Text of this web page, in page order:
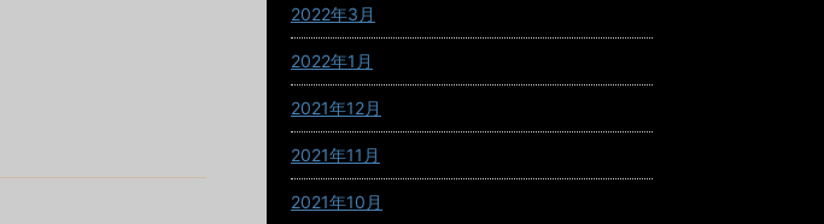
2022年3月
2022年1月
2021年12月
2021年11月
2021年10月